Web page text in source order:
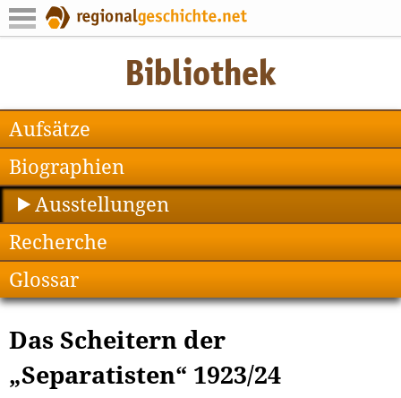
Aufsätze
Biographien
Ausstellungen
Recherche
Glossar
Das Scheitern der
„Separatisten“ 1923/24